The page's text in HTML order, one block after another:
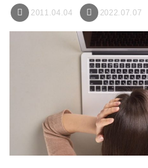
2011.04.04 2022.07.07